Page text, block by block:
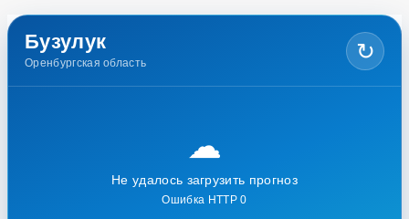
Бузулук
Оренбургская область ↻
☁
Не удалось загрузить прогноз
Ошибка HTTP 0